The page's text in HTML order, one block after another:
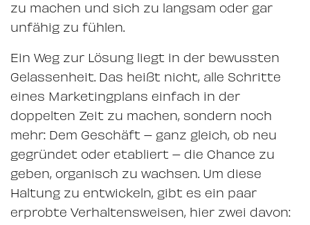
zu machen und sich zu langsam oder gar
unfähig zu fühlen.
Ein Weg zur Lösung liegt in der bewussten
Gelassenheit. Das heißt nicht, alle Schritte
eines Marketingplans einfach in der
doppelten Zeit zu machen, sondern noch
mehr: Dem Geschäft – ganz gleich, ob neu
gegründet oder etabliert – die Chance zu
geben, organisch zu wachsen. Um diese
Haltung zu entwickeln, gibt es ein paar
erprobte Verhaltensweisen, hier zwei davon: